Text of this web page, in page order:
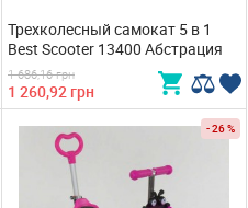
Трехколесный самокат 5 в 1
Best Scooter 13400 Абстрация
1 686,16 грн
1 260,92 грн
- 26 %